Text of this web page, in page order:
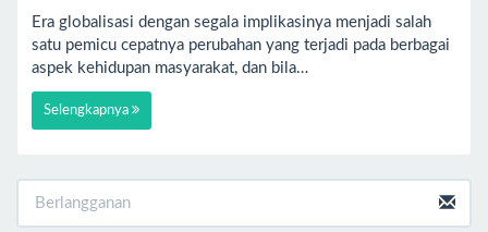
Era globalisasi dengan segala implikasinya menjadi salah
satu pemicu cepatnya perubahan yang terjadi pada berbagai
aspek kehidupan masyarakat, dan bila…
Selengkapnya